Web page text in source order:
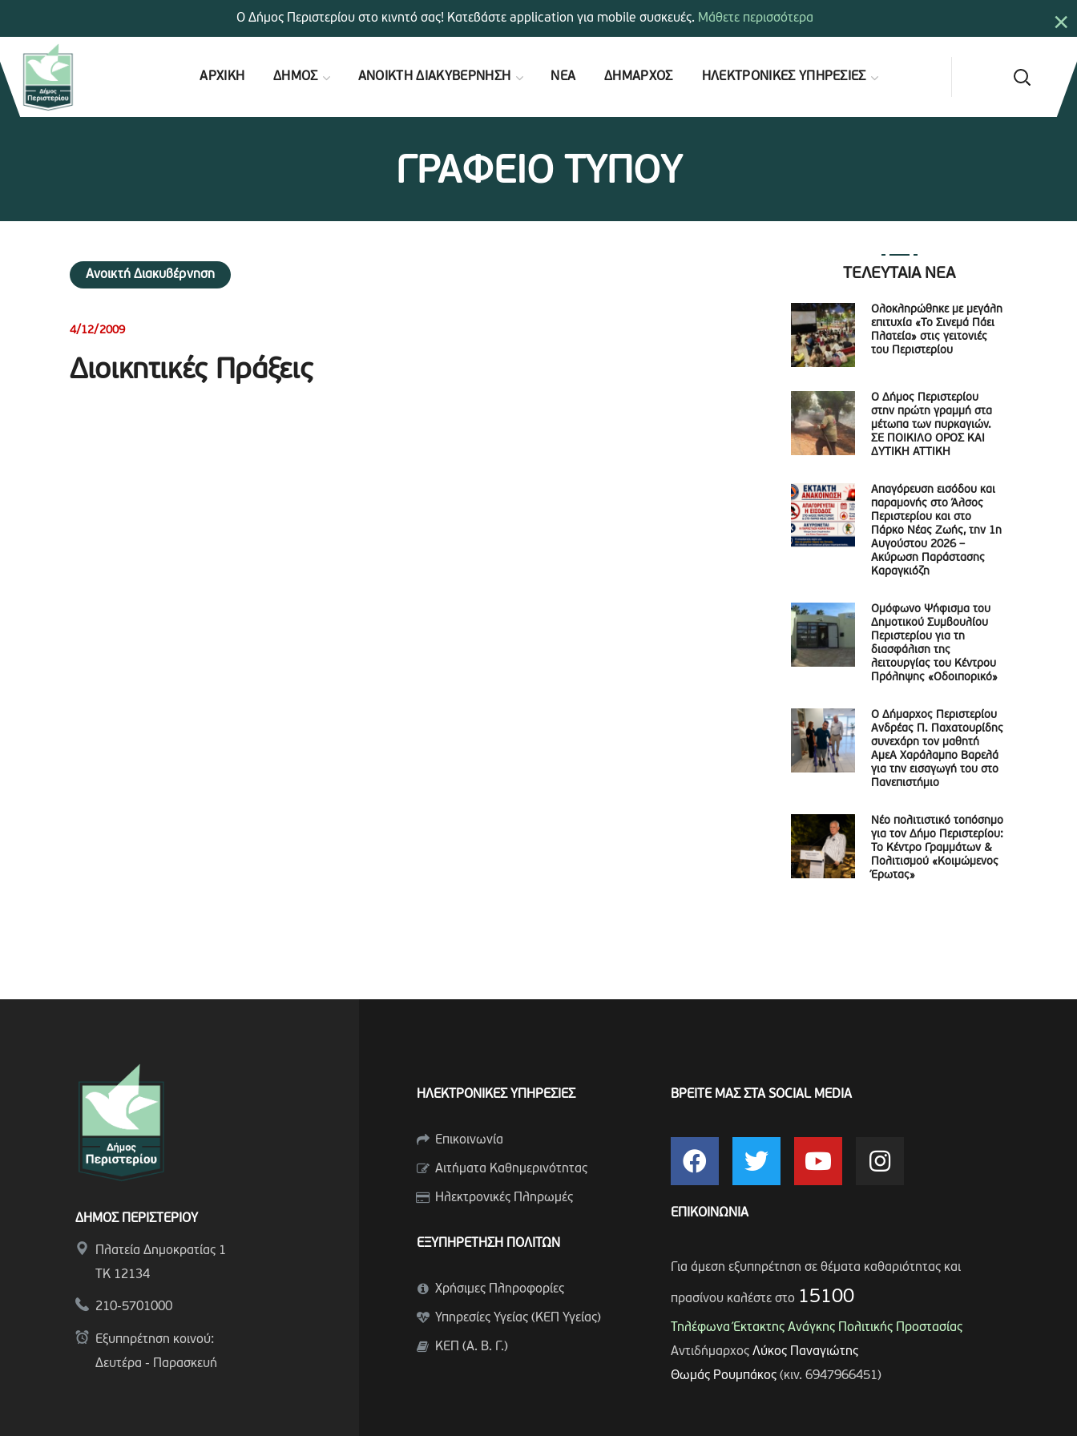
ΑΡΧΙΚΗ ΔΗΜΟΣ ΑΝΟΙΚΤΗ ΔΙΑΚΥΒΕΡΝΗΣΗ ΝΕΑ ΔΗΜΑΡΧΟΣ ΗΛΕΚΤΡΟΝΙΚΕΣ ΥΠΗΡΕΣΙΕΣ
ΓΡΑΦΕΙΟ ΤΥΠΟΥ
Ανοικτή Διακυβέρνηση
4/12/2009
Διοικητικές Πράξεις
ΤΕΛΕΥΤΑΙΑ ΝΕΑ
Ολοκληρώθηκε με μεγάλη
επιτυχία «Το Σινεμά Πάει
Πλατεία» στις γειτονιές
του Περιστερίου
Ο Δήμος Περιστερίου
στην πρώτη γραμμή στα
μέτωπα των πυρκαγιών.
ΣΕ ΠΟΙΚΙΛΟ ΟΡΟΣ ΚΑΙ
ΔΥΤΙΚΗ ΑΤΤΙΚΗ
Απαγόρευση εισόδου και
παραμονής στο Άλσος
Περιστερίου και στο
Πάρκο Νέας Ζωής, την 1η
Αυγούστου 2026 –
Ακύρωση Παράστασης
Καραγκιόζη
Ομόφωνο Ψήφισμα του
Δημοτικού Συμβουλίου
Περιστερίου για τη
διασφάλιση της
λειτουργίας του Κέντρου
Πρόληψης «Οδοιπορικό»
Ο Δήμαρχος Περιστερίου
Ανδρέας Π. Παχατουρίδης
συνεχάρη τον μαθητή
ΑμεΑ Χαράλαμπο Βαρελά
για την εισαγωγή του στο
Πανεπιστήμιο
Νέο πολιτιστικό τοπόσημο
για τον Δήμο Περιστερίου:
Το Κέντρο Γραμμάτων &
Πολιτισμού «Κοιμώμενος
Έρωτας»
ΔΗΜΟΣ ΠΕΡΙΣΤΕΡΙΟΥ
Πλατεία Δημοκρατίας 1
ΤΚ 12134
210-5701000
Εξυπηρέτηση κοινού:
Δευτέρα - Παρασκευή
ΗΛΕΚΤΡΟΝΙΚΕΣ ΥΠΗΡΕΣΙΕΣ
Επικοινωνία
Αιτήματα Καθημερινότητας
Ηλεκτρονικές Πληρωμές
ΕΞΥΠΗΡΕΤΗΣΗ ΠΟΛΙΤΩΝ
Χρήσιμες Πληροφορίες
Υπηρεσίες Υγείας (ΚΕΠ Υγείας)
ΚΕΠ (Α. Β. Γ.)
ΒΡΕΙΤΕ ΜΑΣ ΣΤΑ SOCIAL MEDIA
ΕΠΙΚΟΙΝΩΝΙΑ
Για άμεση εξυπηρέτηση σε θέματα καθαριότητας και
πρασίνου καλέστε στο 15100
Τηλέφωνα Έκτακτης Ανάγκης Πολιτικής Προστασίας
Αντιδήμαρχος Λύκος Παναγιώτης
Θωμάς Ρουμπάκος(κιν. 6947966451)
×
Ο Δήμος Περιστερίου στο κινητό σας! Κατεβάστε application για mobile συσκευές. Μάθετε περισσότερα